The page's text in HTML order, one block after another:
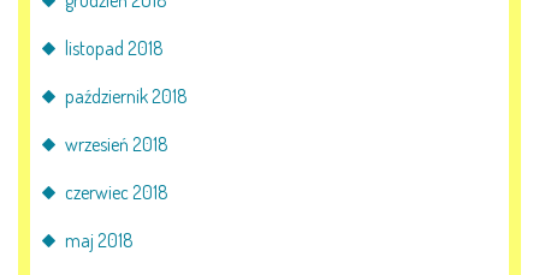
listopad 2018
październik 2018
wrzesień 2018
czerwiec 2018
maj 2018